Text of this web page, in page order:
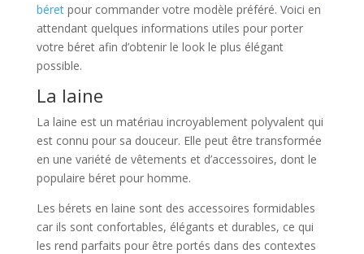
béretpour commander votre modèle préféré. Voici en
attendant quelques informations utiles pour porter
votre béret afin d’obtenir le look le plus élégant
possible.
La laine
La laine est un matériau incroyablement polyvalent qui
est connu pour sa douceur. Elle peut être transformée
en une variété de vêtements et d’accessoires, dont le
populaire béret pour homme.
Les bérets en laine sont des accessoires formidables
car ils sont confortables, élégants et durables, ce qui
les rend parfaits pour être portés dans des contextes